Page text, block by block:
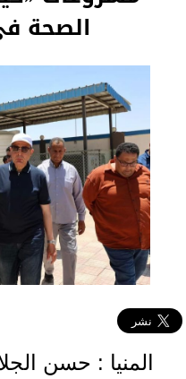
الصحة
المنيا : حسن